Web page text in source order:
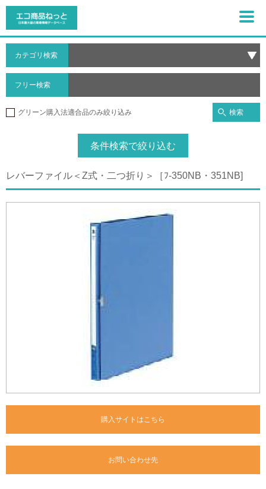
カテゴリ検索
フリー検索
グリーン購入法適合品のみ絞り込み 検索
条件検索で絞り込む
レバーファイル＜Z式・二つ折り＞［ﾌ-350NB・351NB]
購入サイトはこちら
お問い合わせ先